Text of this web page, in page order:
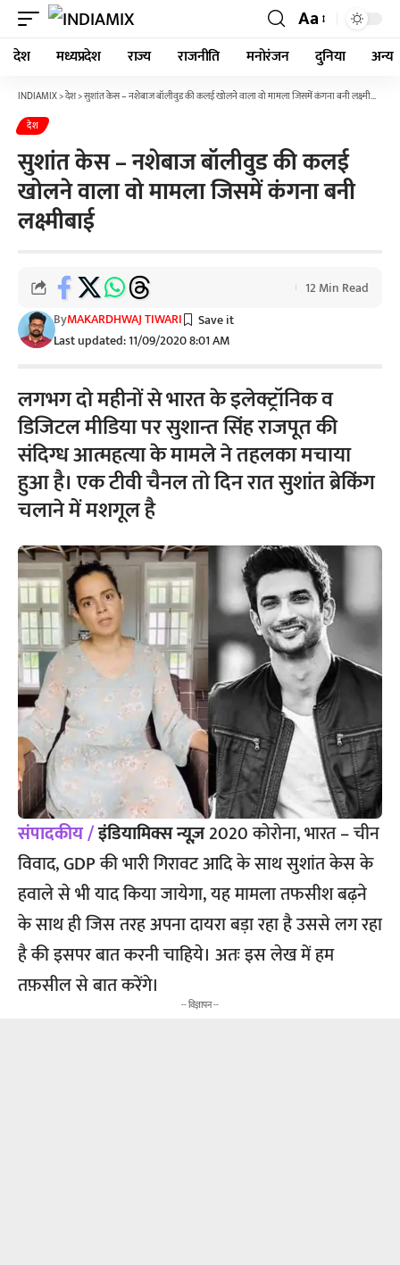
Aa
देश मध्यप्रदेश राज्य राजनीति मनोरंजन दुनिया अन्य
INDIAMIX>देश>सुशांत केस – नशेबाज बॉलीवुड की कलई खोलने वाला वो मामला जिसमें कंगना बनी लक्ष्मीबाई
देश
सुशांत केस – नशेबाज बॉलीवुड की कलई
खोलने वाला वो मामला जिसमें कंगना बनी
लक्ष्मीबाई
Last updated: 11/09/2020 8:01 AM
ByMAKARDHWAJ TIWARI
12 Min Read
लगभग दो महीनों से भारत के इलेक्ट्रॉनिक व
डिजिटल मीडिया पर सुशान्त सिंह राजपूत की
संदिग्ध आत्महत्या के मामले ने तहलका मचाया
हुआ है। एक टीवी चैनल तो दिन रात सुशांत ब्रेकिंग
चलाने में मशगूल है
संपादकीय /इंडियामिक्स न्यूज़2020 कोरोना, भारत – चीन
विवाद, GDP की भारी गिरावट आदि के साथ सुशांत केस के
हवाले से भी याद किया जायेगा, यह मामला तफसीश बढ़ने
के साथ ही जिस तरह अपना दायरा बड़ा रहा है उससे लग रहा
है की इसपर बात करनी चाहिये। अतः इस लेख में हम
तफ़सील से बात करेंगे।
-- विज्ञापन --